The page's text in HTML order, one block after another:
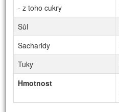
- z toho cukry
Sůl
Sacharidy
Tuky
Hmotnost